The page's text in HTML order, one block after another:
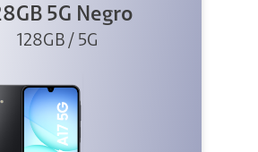
5G Negro
128GB / 5G